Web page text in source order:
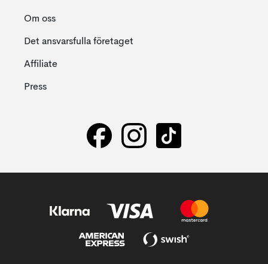
Om oss
Det ansvarsfulla företaget
Affiliate
Press